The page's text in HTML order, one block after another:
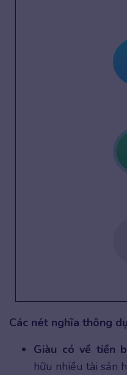
Các nét nghĩa thông
Giàu có về tiền
hữu nhiều tài sản